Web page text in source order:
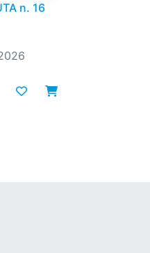
n. 16